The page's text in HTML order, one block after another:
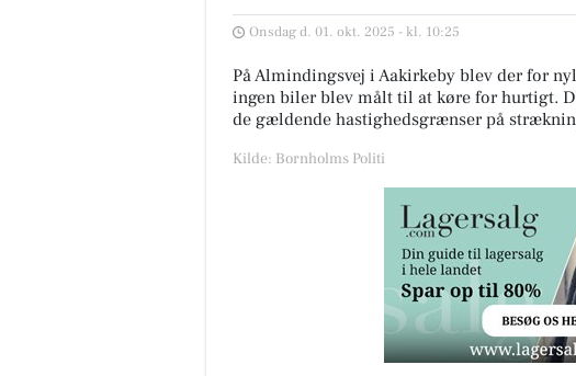
Onsdag d. 01. okt. 2025 - kl. 10:25
På Almindingsvej i Aakirkeby blev der for
ingen biler blev målt til at køre for hurtigt.
de gældende hastighedsgrænser på
Kilde: Bornholms Politi